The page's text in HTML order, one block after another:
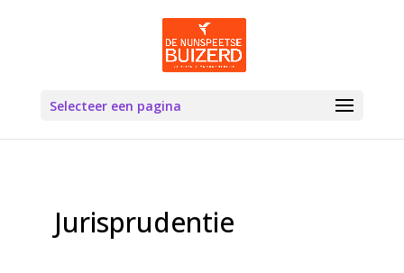
Selecteer een pagina
Jurisprudentie